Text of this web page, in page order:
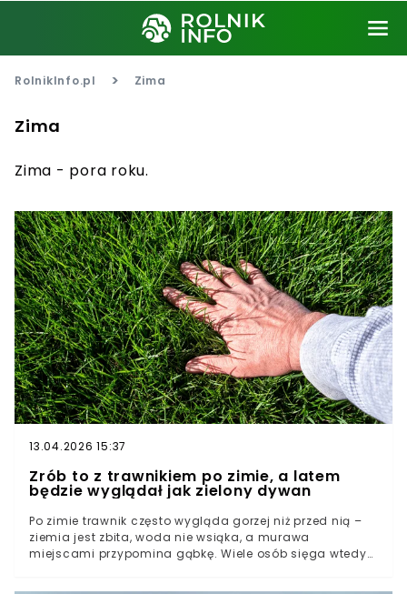
RolnikInfo.pl > Zima
Zima
Zima - pora roku.
13.04.2026 15:37
Zrób to z trawnikiem po zimie, a latem
będzie wyglądał jak zielony dywan
Po zimie trawnik często wygląda gorzej niż przed nią –
ziemia jest zbita, woda nie wsiąka, a murawa
miejscami przypomina gąbkę. Wiele osób sięga wtedy